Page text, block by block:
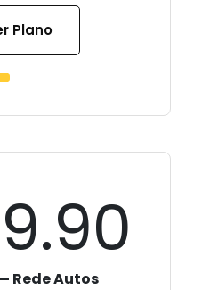
Plano
Rede Autos